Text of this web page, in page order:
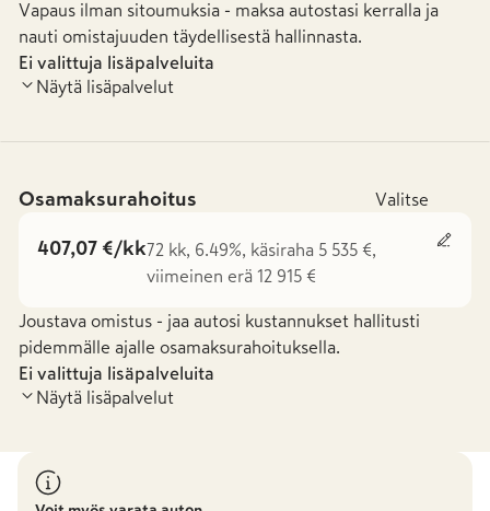
Vapaus ilman sitoumuksia - maksa autostasi kerralla ja
nauti omistajuuden täydellisestä hallinnasta.
Ei valittuja lisäpalveluita
Näytä lisäpalvelut
Osamaksurahoitus Valitse
407,07 €/kk72 kk, 6.49%, käsiraha 5 535 €,
viimeinen erä 12 915 €
Joustava omistus - jaa autosi kustannukset hallitusti
pidemmälle ajalle osamaksurahoituksella.
Ei valittuja lisäpalveluita
Näytä lisäpalvelut